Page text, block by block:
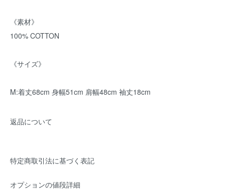
《素材》
100% COTTON
《サイズ》
M:着丈68cm 身幅51cm 肩幅48cm 袖丈18cm
返品について
特定商取引法に基づく表記
オプションの値段詳細